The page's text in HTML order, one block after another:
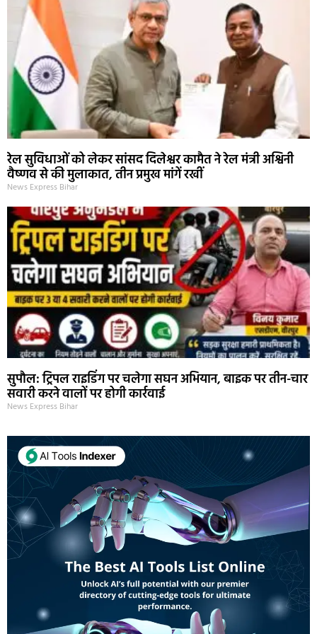
रेल सुविधाओं को लेकर सांसद दिलेश्वर कामैत ने रेल मंत्री अश्विनी
वैष्णव से की मुलाकात, तीन प्रमुख मांगें रखीं
News Express Bihar
सुपौल: ट्रिपल राइडिंग पर चलेगा सघन अभियान, बाइक पर तीन-चार
सवारी करने वालों पर होगी कार्रवाई
News Express Bihar